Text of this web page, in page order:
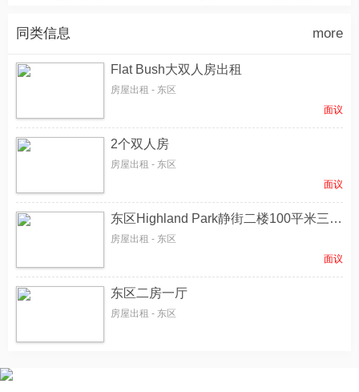
同类信息 more
Flat Bush大双人房出租
房屋出租 - 东区
面议
2个双人房
房屋出租 - 东区
面议
东区Highland Park静街二楼100平米三房二厅二卫浴阳光充足视野开阔家庭整租
房屋出租 - 东区
面议
东区二房一厅
房屋出租 - 东区